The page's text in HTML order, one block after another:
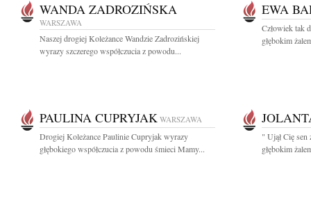
WANDA ZADROZIŃSKA
WARSZAWA
Naszej drogiej Koleżance Wandzie Zadrozińskiej
wyrazy szczerego współczucia z powodu...
EWA
Człowiek tak
głębokim
PAULINA CUPRYJAK WARSZAWA
Drogiej Koleżance Paulinie Cupryjak wyrazy
głębokiego współczucia z powodu śmieci Mamy...
" Ujął Cię
głębokim